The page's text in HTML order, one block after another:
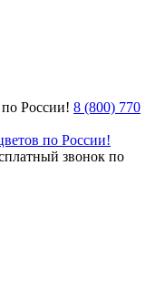
России! 8 (800) 770
по России!
звонок по